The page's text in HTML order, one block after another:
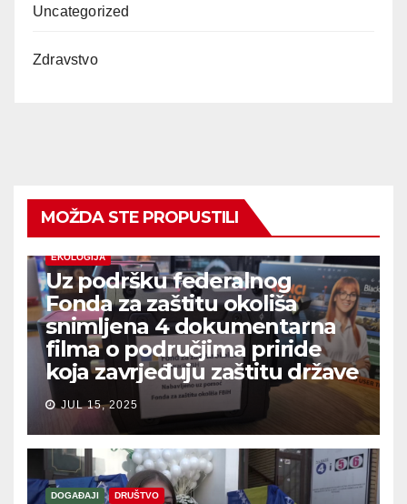
Uncategorized
Zdravstvo
MOŽDA STE PROPUSTILI
EKOLOGIJA
Uz podršku federalnog
Fonda za zaštitu okoliša
snimljena 4 dokumentarna
filma o područjima priride
koja zavrjeđuju zaštitu države
JUL 15, 2025
DOGAĐAJI DRUŠTVO